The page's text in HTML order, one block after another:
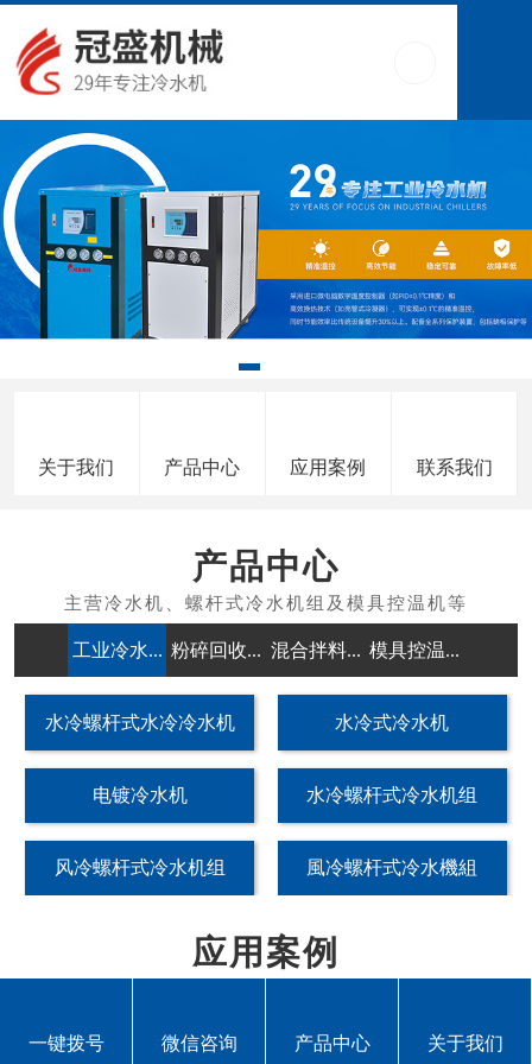
关于我们 产品中心 应用案例 联系我们
产品中心
工业冷水... 粉碎回收... 混合拌料... 模具控温...
水冷螺杆式水冷冷水机 水冷式冷水机
电镀冷水机 水冷螺杆式冷水机组
风冷螺杆式冷水机组 風冷螺杆式冷水機組
应用案例
一键拨号 微信咨询 产品中心 关于我们